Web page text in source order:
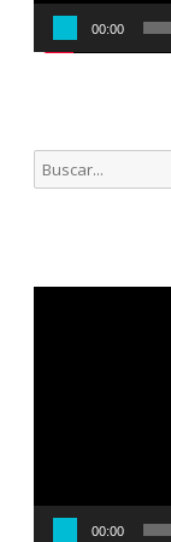
00:00
Buscar
por:
Reproductor
00:00